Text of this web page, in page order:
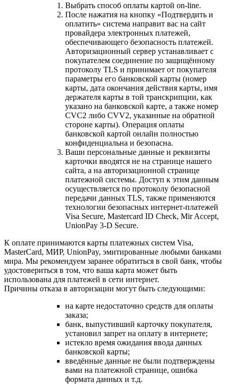
Выбрать способ оплаты картой on-line.
После нажатия на кнопку «Подтвердить и
оплатить» система направит вас на сайт
провайдера электронных платежей,
обеспечивающего безопасность платежей.
Авторизационный сервер устанавливает с
покупателем соединение по защищённому
протоколу TLS и принимает от покупателя
параметры его банковской карты (номер
карты, дата окончания действия карты, имя
держателя карты в той транскрипции, как
указано на банковской карте, а также номер
CVC2 либо CVV2, указанные на обратной
стороне карты). Операция оплаты
банковской картой онлайн полностью
конфиденциальна и безопасна.
Ваши персональные данные и реквизиты
карточки вводятся не на странице нашего
сайта, а на авторизационной странице
платежной системы. Доступ к этим данным
осуществляется по протоколу безопасной
передачи данных TLS, также применяются
технологии безопасных интернет-платежей
Visa Secure, Mastercard ID Check, Mir Accept,
UnionPay 3-D Secure.
К оплате принимаются карты платежных систем Visa,
MasterCard, МИР, UnionPay, эмитированные любыми банками
мира. Мы рекомендуем заранее обратиться в свой банк, чтобы
удостовериться в том, что ваша карта может быть
использована для платежей в сети интернет.
Причины отказа в авторизации могут быть следующими:
на карте недостаточно средств для оплаты
заказа;
банк, выпустивший карточку покупателя,
установил запрет на оплату в интернете;
истекло время ожидания ввода данных
банковской карты;
введённые данные не были подтверждены
вами на платежной странице, ошибка
формата данных и т.д.